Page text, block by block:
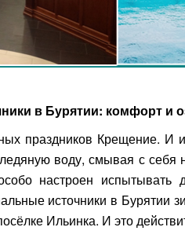
в Бурятии: комфорт и
праздников Крещение. И
воду, смывая с себя
настроен испытывать
источники в Бурятии
Ильинка. И это